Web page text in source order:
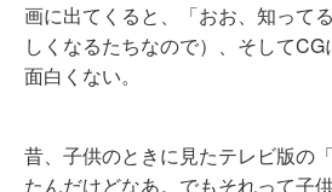
画に出てくると、「おお、知って
しくなるたちなので）、そして
面白くない。
昔、子供のときに見たテレビ版の
たんだけどなあ。でもそれって子